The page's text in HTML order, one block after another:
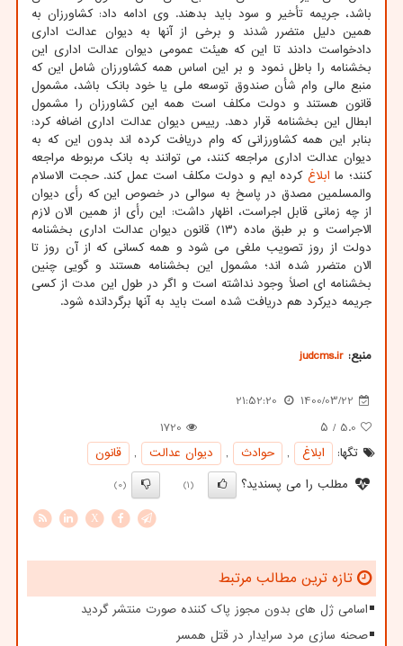
باشد، جریمه تأخیر و سود باید بدهند. وی ادامه داد: کشاورزان به
همین دلیل متضرر شدند و برخی از آنها به دیوان عدالت اداری
دادخواست دادند تا این که هیئت عمومی دیوان عدالت اداری این
بخشنامه را باطل نمود و بر این اساس همه کشاورزان شامل این که
منبع مالی وام شأن صندوق توسعه ملی یا خود بانک باشد، مشمول
قانون هستند و دولت مکلف است همه این کشاورزان را مشمول
ابطال این بخشنامه قرار دهد. رییس دیوان عدالت اداری اضافه کرد:
بنابر این همه کشاورزانی که وام دریافت کرده اند بدون این که به
دیوان عدالت اداری مراجعه کنند، می توانند به بانک مربوطه مراجعه
کنند؛ ما ابلاغ کرده ایم و دولت مکلف است عمل کند. حجت الاسلام
والمسلمین مصدق در پاسخ به سوالی در خصوص این که رأی دیوان
از چه زمانی قابل اجراست، اظهار داشت: این رأی از همین الان لازم
الاجراست و بر طبق ماده (۱۳) قانون دیوان عدالت اداری بخشنامه
دولت از روز تصویب ملغی می شود و همه کسانی که از آن روز تا
الان متضرر شده اند؛ مشمول این بخشنامه هستند و گویی چنین
بخشنامه ای اصلاً وجود نداشته است و اگر در طول این مدت از کسی
جریمه دیرکرد هم دریافت شده است باید به آنها برگردانده شود.
منبع: judcms.ir
1400/03/22
21:52:20
5.0 / ۵
1720
تگها:
ابلاغ , حوادث , دیوان عدالت ,
قانون
مطلب را می پسندید؟
(1)
(0)
X
تازه ترین مطالب مرتبط
اسامی ژل های بدون مجوز پاک کننده صورت منتشر گردید
صحنه سازی مرد سرایدار در قتل همسر